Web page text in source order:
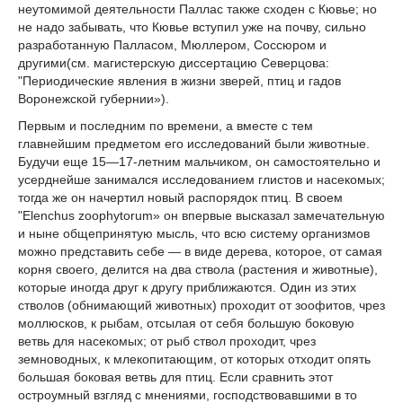
неутомимой деятельности Паллас также сходен с Кювье; но
не надо забывать, что Кювье вступил уже на почву, сильно
разработанную Палласом, Мюллером, Соссюром и
другими(см. магистерскую диссертацию Северцова:
"Периодические явления в жизни зверей, птиц и гадов
Воронежской губернии»).
Первым и последним по времени, а вместе с тем
главнейшим предметом его исследований были животные.
Будучи еще 15—17-летним мальчиком, он самостоятельно и
усерднейше занимался исследованием глистов и насекомых;
тогда же он начертил новый распорядок птиц. В своем
"Elenchus zoophytorum» он впервые высказал замечательную
и ныне общепринятую мысль, что всю систему организмов
можно представить себе — в виде дерева, которое, от самая
корня своего, делится на два ствола (растения и животные),
которые иногда друг к другу приближаются. Один из этих
стволов (обнимающий животных) проходит от зоофитов, чрез
моллюсков, к рыбам, отсылая от себя большую боковую
ветвь для насекомых; от рыб ствол проходит, чрез
земноводных, к млекопитающим, от которых отходит опять
большая боковая ветвь для птиц. Если сравнить этот
остроумный взгляд с мнениями, господствовавшими в то